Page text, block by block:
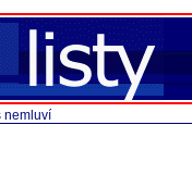
nemluví